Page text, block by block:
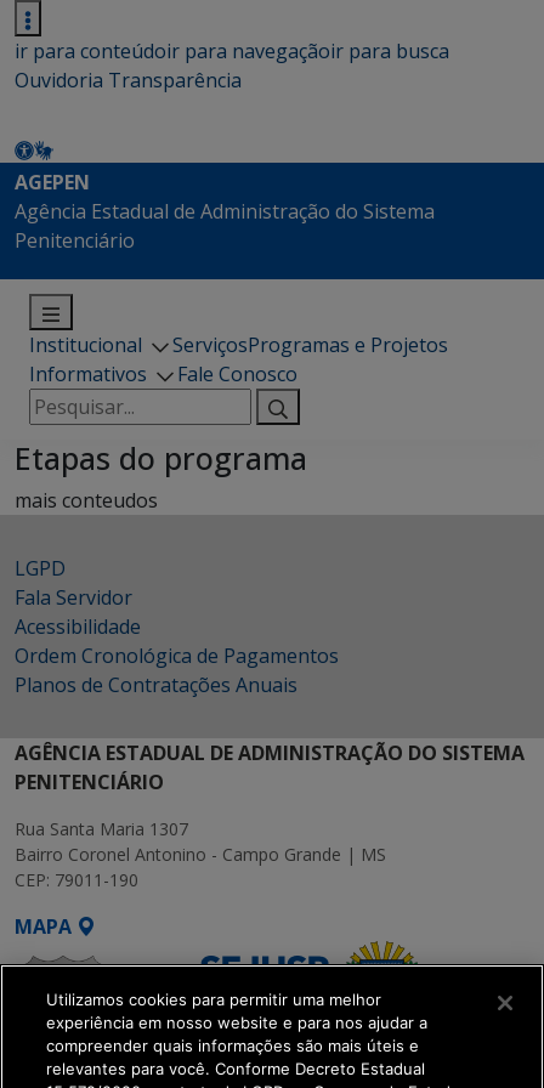
ir para conteúdoir para navegaçãoir para busca
Ouvidoria Transparência
AGEPEN
Agência Estadual de Administração do Sistema
Penitenciário
Institucional ServiçosProgramas e Projetos
Informativos
Fale Conosco
Pesquisar
por:
Etapas do programa
mais conteudos
LGPD
Fala Servidor
Acessibilidade
Ordem Cronológica de Pagamentos
Planos de Contratações Anuais
AGÊNCIA ESTADUAL DE ADMINISTRAÇÃO DO SISTEMA
PENITENCIÁRIO
Rua Santa Maria 1307
Bairro Coronel Antonino - Campo Grande | MS
CEP: 79011-190
MAPA
Utilizamos cookies para permitir uma melhor
experiência em nosso website e para nos ajudar a
compreender quais informações são mais úteis e
relevantes para você. Conforme Decreto Estadual